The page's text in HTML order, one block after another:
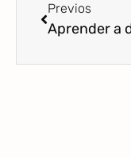
Previos